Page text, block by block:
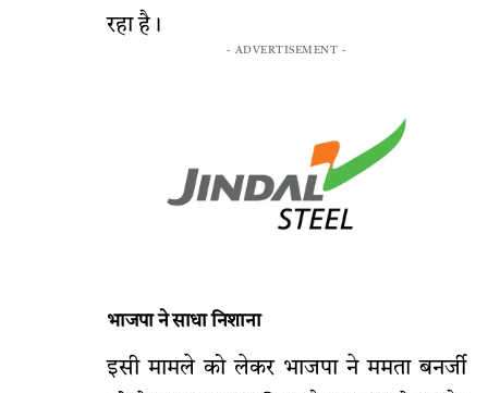
रहा है।
- ADVERTISEMENT -
भाजपा ने साधा निशाना
इसी मामले को लेकर भाजपा ने ममता बनर्जी